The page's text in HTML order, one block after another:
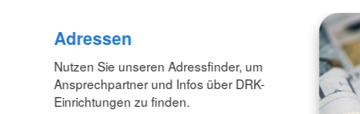
Adressen
Nutzen Sie unseren Adressfinder, um
Ansprechpartner und Infos über DRK-
Einrichtungen zu finden.